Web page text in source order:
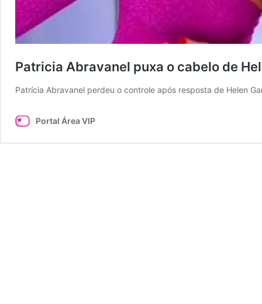
Patricia Abravanel puxa o cabelo de
Patrícia Abravanel perdeu o controle após resposta de Helen
Portal Área VIP